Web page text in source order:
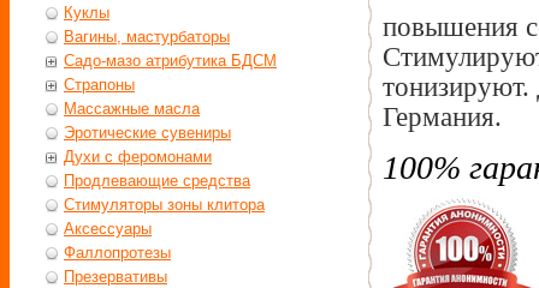
повышения
Германия.
100%
Куклы
Вагины, мастурбаторы
Садо-мазо атрибутика БДСМ
Страпоны
Массажные масла
Эротические сувениры
Духи с феромонами
Продлевающие средства
Стимуляторы зоны клитора
Аксессуары
Фаллопротезы
Презервативы